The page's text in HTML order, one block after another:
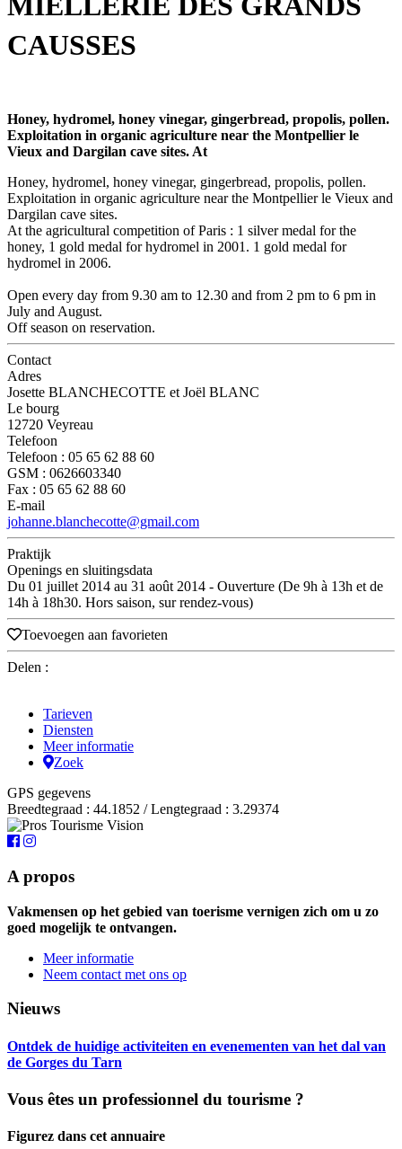
CAUSSES
Honey, hydromel, honey vinegar, gingerbread, propolis, pollen.
Exploitation in organic agriculture near the Montpellier le
Vieux and Dargilan cave sites. At
Honey, hydromel, honey vinegar, gingerbread, propolis, pollen.
Exploitation in organic agriculture near the Montpellier le Vieux and
Dargilan cave sites.
At the agricultural competition of Paris : 1 silver medal for the
honey, 1 gold medal for hydromel in 2001. 1 gold medal for
hydromel in 2006.
Open every day from 9.30 am to 12.30 and from 2 pm to 6 pm in
July and August.
Off season on reservation.
Contact
Adres
Josette BLANCHECOTTE et Joël BLANC
Le bourg
12720 Veyreau
Telefoon
Telefoon : 05 65 62 88 60
GSM : 0626603340
Fax : 05 65 62 88 60
E-mail
johanne.blanchecotte@gmail.com
Praktijk
Openings en sluitingsdata
Du 01 juillet 2014 au 31 août 2014 - Ouverture (De 9h à 13h et de
14h à 18h30. Hors saison, sur rendez-vous)
Toevoegen aan favorieten
Delen :
Tarieven
Diensten
Meer informatie
Zoek
GPS gegevens
Breedtegraad : 44.1852 / Lengtegraad : 3.29374
A propos
Vakmensen op het gebied van toerisme vernigen zich om u zo
goed mogelijk te ontvangen.
Meer informatie
Neem contact met ons op
Nieuws
Ontdek de huidige activiteiten en evenementen van het dal van
de Gorges du Tarn
Vous êtes un professionnel du tourisme ?
Figurez dans cet annuaire